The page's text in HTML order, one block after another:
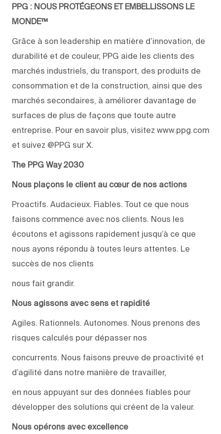
PPG : NOUS PROTÉGEONS ET EMBELLISSONS LE
MONDE™
Grâce à son leadership en matière d’innovation, de
durabilité et de couleur, PPG aide les clients des
marchés industriels, du transport, des produits de
consommation et de la construction, ainsi que des
marchés secondaires, à améliorer davantage de
surfaces de plus de façons que toute autre
entreprise. Pour en savoir plus, visitez www.ppg.com
et suivez @PPG sur X.
The PPG Way 2030
Nous plaçons le client au cœur de nos actions
Proactifs. Audacieux. Fiables. Tout ce que nous
faisons commence avec nos clients. Nous les
écoutons et agissons rapidement jusqu’à ce que
nous ayons répondu à toutes leurs attentes. Le
succès de nos clients
nous fait grandir.
Nous agissons avec sens et rapidité
Agiles. Rationnels. Autonomes. Nous prenons des
risques calculés pour dépasser nos
concurrents. Nous faisons preuve de proactivité et
d’agilité dans notre manière de travailler,
en nous appuyant sur des données fiables pour
développer des solutions qui créent de la valeur.
Nous opérons avec excellence